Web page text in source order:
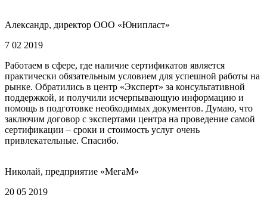
Александр, директор ООО «Юнипласт»
7 02 2019
Работаем в сфере, где наличие сертификатов является
практически обязательным условием для успешной работы на
рынке. Обратились в центр «Эксперт» за консультативной
поддержкой, и получили исчерпывающую информацию и
помощь в подготовке необходимых документов. Думаю, что
заключим договор с экспертами центра на проведение самой
сертификации – сроки и стоимость услуг очень
привлекательные. Спасибо.
Николай, предприятие «МегаМ»
20 05 2019